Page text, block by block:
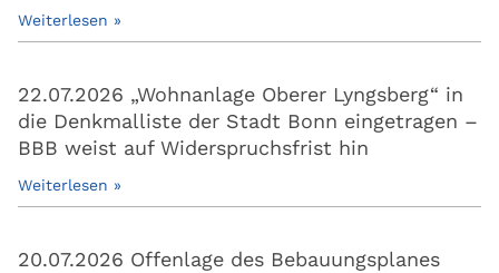
Weiterlesen »
22.07.2026 „Wohnanlage Oberer Lyngsberg“ in
die Denkmalliste der Stadt Bonn eingetragen –
BBB weist auf Widerspruchsfrist hin
Weiterlesen »
20.07.2026 Offenlage des Bebauungsplanes